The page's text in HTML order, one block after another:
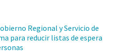
Regional y Servicio de
para reducir listas de espera